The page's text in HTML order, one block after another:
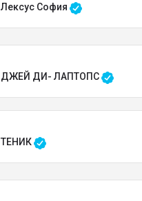
Лексус София
ДЖЕЙ ДИ- ЛАПТОПС
ТЕНИК